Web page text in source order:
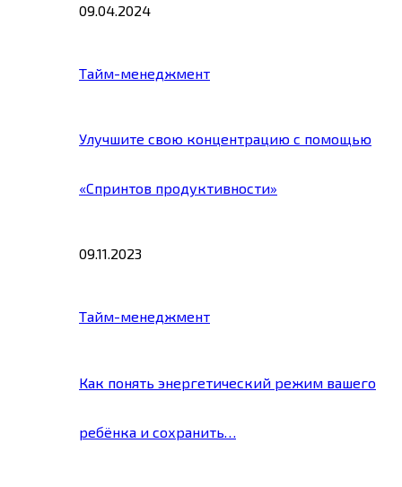
09.04.2024
Тайм-менеджмент
Улучшите свою концентрацию с помощью
«Спринтов продуктивности»
09.11.2023
Тайм-менеджмент
Как понять энергетический режим вашего
ребёнка и сохранить…